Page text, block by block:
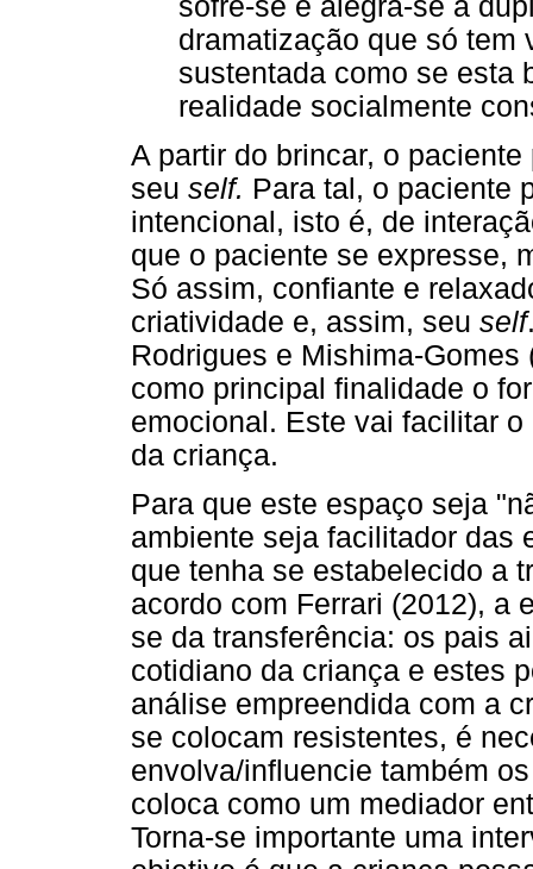
dramatização que só tem
sustentada como se esta
realidade socialmente
A partir do brincar, o
seu self. Para tal, o paciente
intencional, isto é, de
que o paciente se expresse,
Só assim, confiante e
criatividade e, assim, seu self
Rodrigues e Mishima-
como principal finalidade o
emocional. Este vai facilitar
da criança.
Para que este espaço seja
ambiente seja facilitador das
que tenha se estabelecido a
acordo com Ferrari (2012), a
se da transferência: os pais
cotidiano da criança e estes
análise empreendida com a
se colocam resistentes, é
envolva/influencie também
coloca como um mediador
Torna-se importante uma